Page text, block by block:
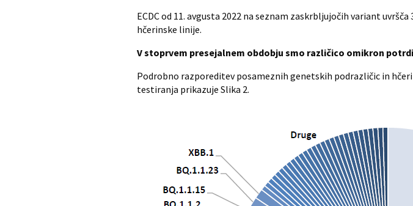
ECDC od 11. avgusta 2022 na seznam zaskrbljujočih variant
hčerinske linije.
V stoprvem presejalnem obdobju smo različico omikron
Podrobno razporeditev posameznih genetskih podrazličic in
testiranja prikazuje Slika 2.